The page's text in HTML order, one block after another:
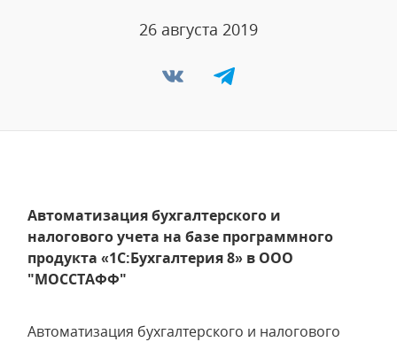
26 августа 2019
Автоматизация бухгалтерского и
налогового учета на базе программного
продукта «1С:Бухгалтерия 8» в ООО
"МОССТАФФ"
Автоматизация бухгалтерского и налогового